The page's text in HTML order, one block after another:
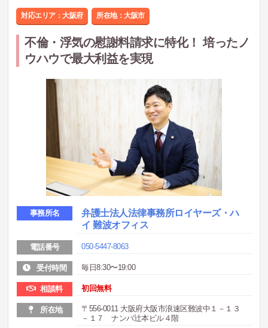
対応エリア：大阪府 所在地： 大阪市
不倫・浮気の慰謝料請求に特化！ 培ったノ
ウハウで最大利益を実現
事務所名
弁護士法人法律事務所ロイヤーズ・ハ
イ 難波オフィス
電話番号 050-5447-8063
受付時間 毎日8:30〜19:00
相談料 初回無料
所在地
〒556-0011 大阪府大阪市浪速区難波中１－１３
－１７ ナンバ辻本ビル４階